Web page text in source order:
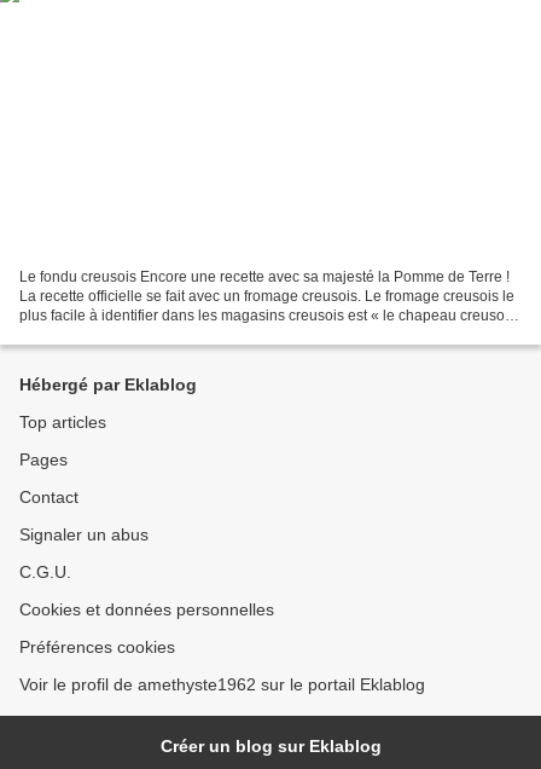
Le fondu creusois Encore une recette avec sa majesté la Pomme de Terre !
La recette officielle se fait avec un fromage creusois. Le fromage creusois le
plus facile à identifier dans les magasins creusois est « le chapeau creusois
Hébergé par Eklablog
Top articles
Pages
Contact
Signaler un abus
C.G.U.
Cookies et données personnelles
Préférences cookies
Voir le profil de amethyste1962 sur le portail Eklablog
Créer un blog sur Eklablog